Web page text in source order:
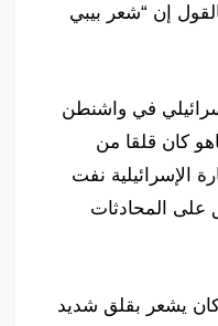
إن “شعر بيبي
في واشنطن
كان قلقا من
الإسرائيلية نفت
على المحادثات
كان يشعر بقلق شديد